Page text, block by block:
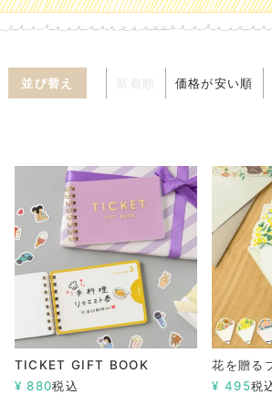
並び替え 価格が安い順
TICKET GIFT BOOK
¥ 880税込
花を贈る
¥ 495税